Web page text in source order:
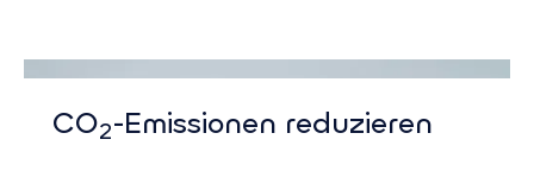
CO2-Emissionen reduzieren